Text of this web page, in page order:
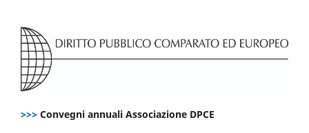
>>> Convegni annuali Associazione DPCE